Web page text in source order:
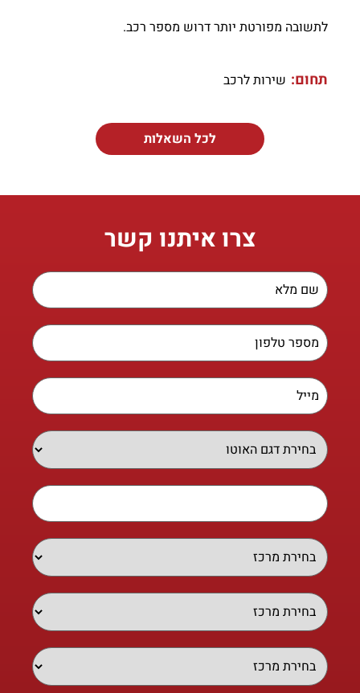
לתשובה מפורטת יותר דרוש מספר רכב.
תחום: שירות לרכב
לכל השאלות
צרו איתנו קשר